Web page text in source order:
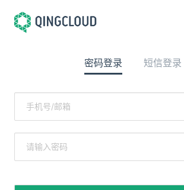
密码登录 短信登录